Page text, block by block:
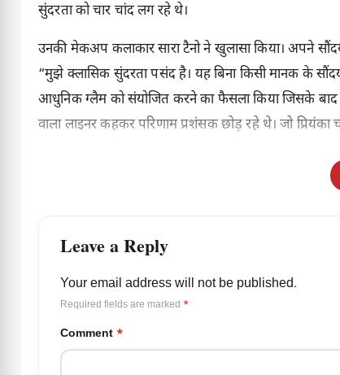
सुंदरता को चार चांद लग रहे थे।
उनकी मेकअप कलाकार सारा टैनो ने खुलासा किया। अपने
“मुझे क्लासिक सुंदरता पसंद है। यह बिना किसी मानक के
आधुनिक ग्लैम को संयोजित करने का फैसला किया जिसके
वाला लाइनर कहकर परिणाम प्रशंसक छोड़ रहे थे। जो प्रियंका
Leave a Reply
Your email address will not be published.
Required fields are marked *
Comment *